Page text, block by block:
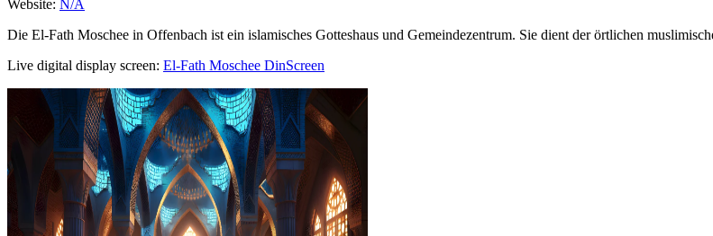
Website: N/A
Die El-Fath Moschee in Offenbach ist ein islamisches Gotteshaus und Gemeindezentrum. Sie dient der örtlichen
Live digital display screen: El-Fath Moschee DinScreen